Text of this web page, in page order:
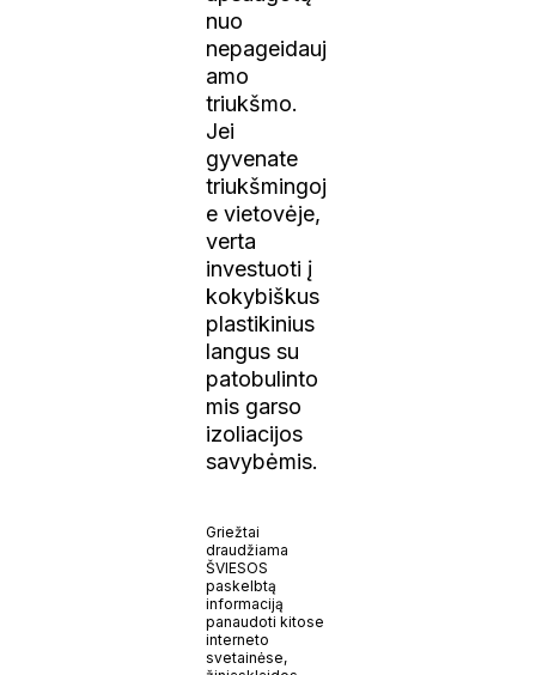
nuo
nepageidauj
amo
triukšmo.
Jei
gyvenate
triukšmingoj
e vietovėje,
verta
investuoti į
kokybiškus
plastikinius
langus su
patobulinto
mis garso
izoliacijos
savybėmis.
Griežtai
draudžiama
ŠVIESOS
paskelbtą
informaciją
panaudoti kitose
interneto
svetainėse,